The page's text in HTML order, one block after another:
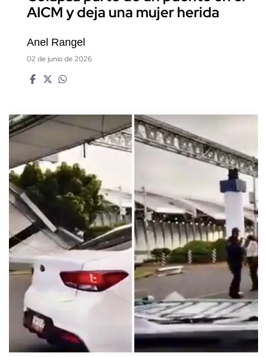
AICM y deja una mujer herida
Anel Rangel
02 de junio de 2026